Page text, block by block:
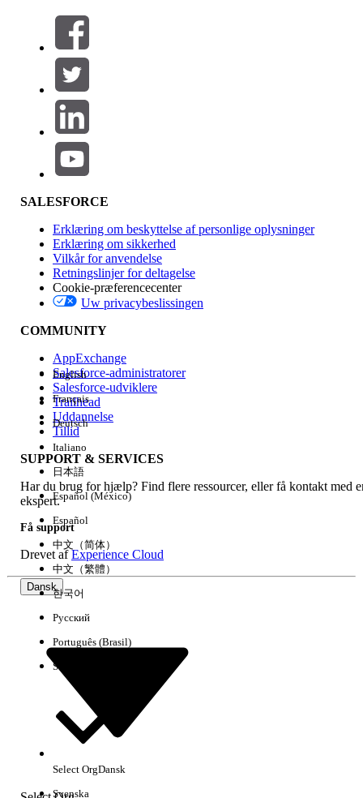
Filtre (0)
VÆLG FILTRE
Produktområde
Funktionspåvirkning
Version
Experience
Ryd alle Udført
Her er nogle søgetips
Kontroller stavemåden for dine søgeord.
SALESFORCE
Erklæring om beskyttelse af personlige oplysninger
Erklæring om sikkerhed
Vilkår for anvendelse
Retningslinjer for deltagelse
Cookie-præferencecenter
Uw privacybeslissingen
COMMUNITY
AppExchange
Salesforce-administratorer
Salesforce-udviklere
Trailhead
Uddannelse
Tillid
SUPPORT & SERVICES
Har du brug for hjælp? Find flere ressourcer, eller få kontakt med
ekspert.
Få support
Drevet afExperience Cloud
Dansk
English
Français
Deutsch
Italiano
日本語
Español (México)
Español
中文（简体）
中文（繁體）
한국어
Русский
Português (Brasil)
Suomi
Select OrgDansk
Svenska